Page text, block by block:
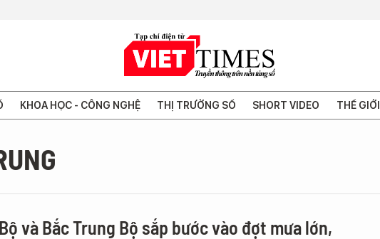
KHOA HỌC - CÔNG NGHỆ THỊ TRƯỜNG SỐ SHORT VIDEO THẾ GIỚI
và Bắc Trung Bộ sắp bước vào đợt mưa lớn,